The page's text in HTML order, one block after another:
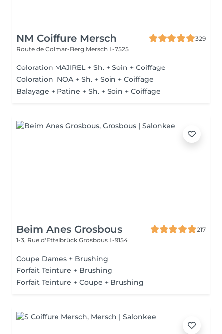
NM Coiffure Mersch
329
Route de Colmar-Berg Mersch L-7525
Coloration MAJIREL + Sh. + Soin + Coiffage
Coloration INOA + Sh. + Soin + Coiffage
Balayage + Patine + Sh. + Soin + Coiffage
Beim Anes Grosbous
217
1-3, Rue d'Ettelbrück Grosbous L-9154
Coupe Dames + Brushing
Forfait Teinture + Brushing
Forfait Teinture + Coupe + Brushing